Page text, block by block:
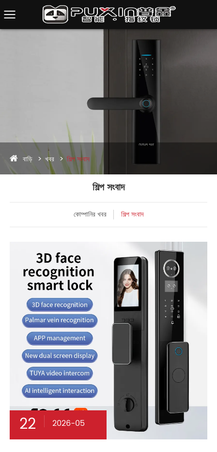
বাড়ি খবর শিল্প সংবাদ
শিল্প সংবাদ
কোম্পানির খবর শিল্প সংবাদ
22 2026-05